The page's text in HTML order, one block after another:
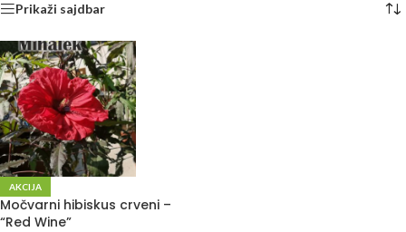
Prikaži sajdbar
AKCIJA
Močvarni hibiskus crveni –
“Red Wine”